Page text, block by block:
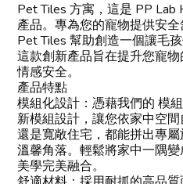
Pet Tiles 方寓，這是 PP Lab
產品。專為您的寵物提供安全
Pet Tiles 幫助創造一個讓毛
這款創新產品旨在提升您寵
情感安全。
產品特點
模組化設計：憑藉我們的 模
新模組設計，讓您依家中空
還是寬敞住宅，都能拼出專
溫馨角落。輕鬆將家中一隅
美學完美融合。